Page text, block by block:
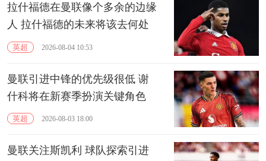
拉什福德在曼联像个多余的边缘
人 拉什福德的未来将该去何处
英超 2026-08-04 10:53
曼联引进中锋的优先级很低 谢
什科将在新赛季扮演关键角色
英超 2026-08-03 18:00
曼联关注斯凯利 球队探索引进